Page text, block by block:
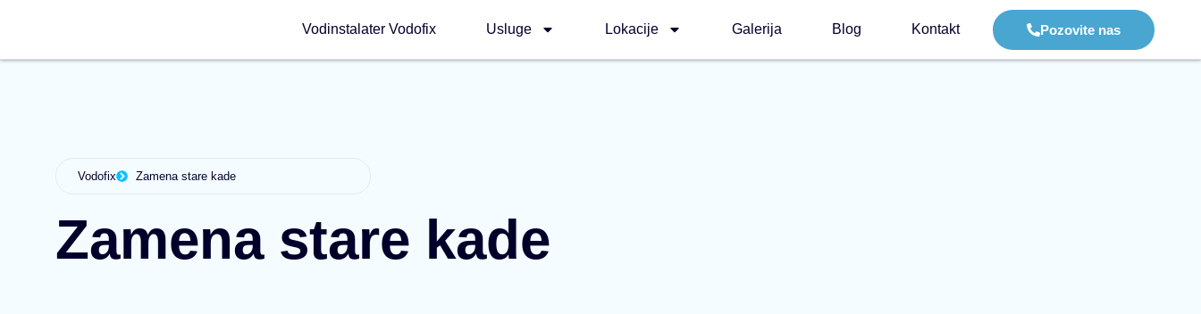
Vodinstalater Vodofix Usluge Lokacije Galerija Blog Kontakt Pozovite nas
Vodofix Zamena stare kade
Zamena stare kade